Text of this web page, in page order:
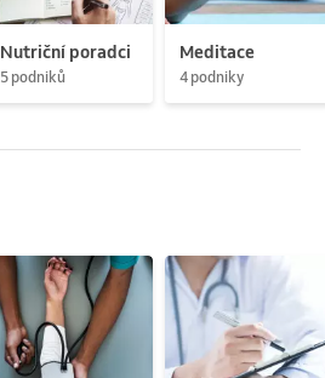
Nutriční poradci
5 podniků
Meditace
4 podniky